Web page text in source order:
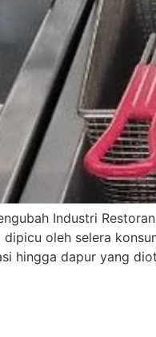
Industri
dipicu oleh selera
hingga dapur yang